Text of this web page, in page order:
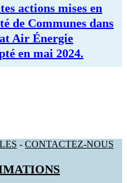
actions mises en
de Communes dans
Air Énergie
en mai 2024.
- CONTACTEZ-NOUS